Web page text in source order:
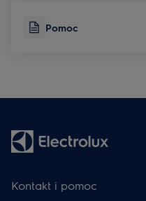
Pomoc
Kontakt i pomoc